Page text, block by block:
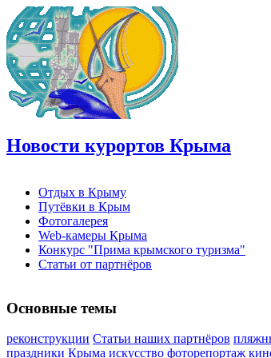
Новости курортов Крыма
Отдых в Крыму
Путёвки в Крым
Фотогалерея
Web-камеры Крыма
Конкурс "Прима крымского туризма"
Статьи от партнёров
Основные темы
реконструкции Статьи наших партнёров
праздники Крыма искусство фоторепортаж